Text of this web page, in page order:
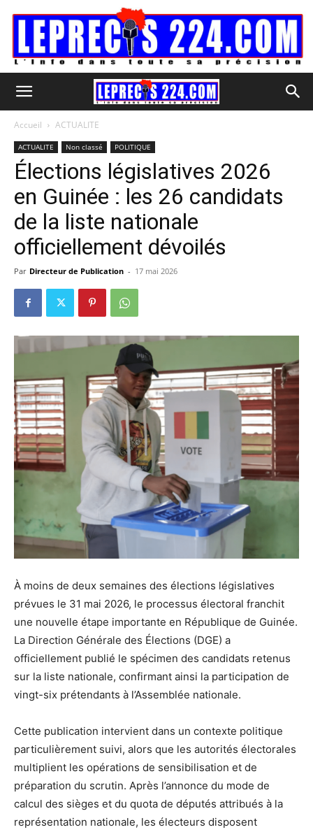
Accueil ACTUALITE
ACTUALITE Non classé POLITIQUE
Élections législatives 2026
en Guinée : les 26 candidats
de la liste nationale
officiellement dévoilés
Par Directeur de Publication - 17 mai 2026
À moins de deux semaines des élections législatives
prévues le 31 mai 2026, le processus électoral franchit
une nouvelle étape importante en République de Guinée.
La Direction Générale des Élections (DGE) a
officiellement publié le spécimen des candidats retenus
sur la liste nationale, confirmant ainsi la participation de
vingt-six prétendants à l’Assemblée nationale.
Cette publication intervient dans un contexte politique
particulièrement suivi, alors que les autorités électorales
multiplient les opérations de sensibilisation et de
préparation du scrutin. Après l’annonce du mode de
calcul des sièges et du quota de députés attribués à la
représentation nationale, les électeurs disposent